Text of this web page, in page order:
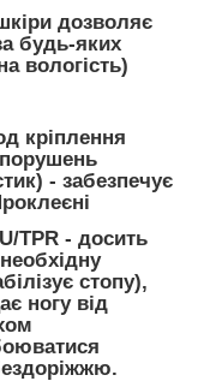
дозволяє
будь-яких
вологість)
кріплення
- забезпечує
TPR - досить
стопу),
ногу від